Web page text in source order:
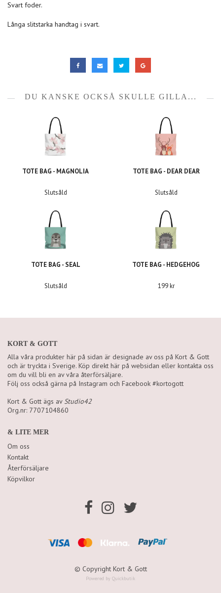
Svart foder.
Långa slitstarka handtag i svart.
DU KANSKE OCKSÅ SKULLE GILLA...
TOTE BAG - MAGNOLIA
Slutsåld
TOTE BAG - DEAR DEAR
Slutsåld
TOTE BAG - SEAL
Slutsåld
TOTE BAG - HEDGEHOG
199 kr
KORT & GOTT
Alla våra produkter här på sidan är designade av oss på Kort & Gott
och är tryckta i Sverige. Köp direkt här på websidan eller kontakta oss
om du vill bli en av våra återförsäljare.
Följ oss också gärna på Instagram och Facebook #kortogott
Kort & Gott ägs av Studio42
Org.nr: 7707104860
& LITE MER
Om oss
Kontakt
Återförsäljare
Köpvilkor
© Copyright Kort & Gott
Powered by Quickbutik